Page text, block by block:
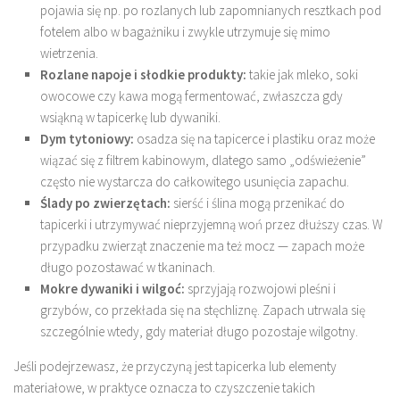
pojawia się np. po rozlanych lub zapomnianych resztkach pod
fotelem albo w bagażniku i zwykle utrzymuje się mimo
wietrzenia.
Rozlane napoje i słodkie produkty: takie jak mleko, soki
owocowe czy kawa mogą fermentować, zwłaszcza gdy
wsiąkną w tapicerkę lub dywaniki.
Dym tytoniowy: osadza się na tapicerce i plastiku oraz może
wiązać się z filtrem kabinowym, dlatego samo „odświeżenie”
często nie wystarcza do całkowitego usunięcia zapachu.
Ślady po zwierzętach: sierść i ślina mogą przenikać do
tapicerki i utrzymywać nieprzyjemną woń przez dłuższy czas. W
przypadku zwierząt znaczenie ma też mocz — zapach może
długo pozostawać w tkaninach.
Mokre dywaniki i wilgoć: sprzyjają rozwojowi pleśni i
grzybów, co przekłada się na stęchliznę. Zapach utrwala się
szczególnie wtedy, gdy materiał długo pozostaje wilgotny.
Jeśli podejrzewasz, że przyczyną jest tapicerka lub elementy
materiałowe, w praktyce oznacza to czyszczenie takich